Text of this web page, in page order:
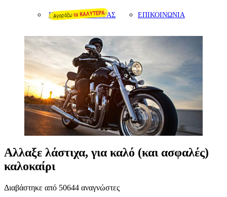
ΠΡΟΤΑΣΕΙΣ ΑΓΟΡΑΣ ΕΠΙΚΟΙΝΩΝΙΑ
Αλλαξε λάστιχα, για καλό (και ασφαλές)
καλοκαίρι
Διαβάστηκε από 50644 αναγνώστες